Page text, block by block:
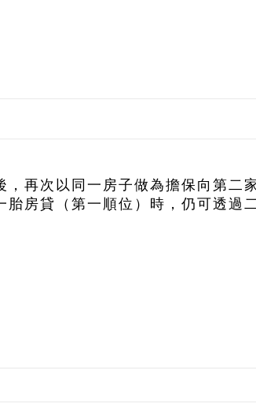
再次以同一房子做為擔保向第二
房貸（第一順位）時，仍可透過